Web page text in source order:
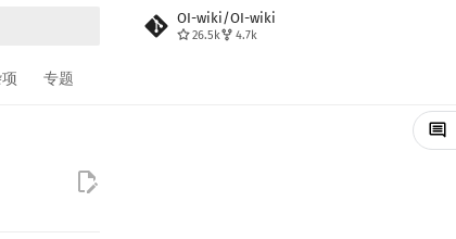
OI-wiki/OI-wiki
26.5k 4.7k
专题